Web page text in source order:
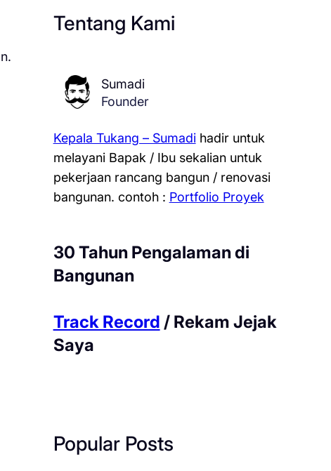
Tentang Kami
Sumadi
Founder
Kepala Tukang – Sumadihadir untuk
melayani Bapak / Ibu sekalian untuk
pekerjaan rancang bangun / renovasi
bangunan. contoh : Portfolio Proyek
30 Tahun Pengalaman di
Bangunan
Track Record / Rekam Jejak
Saya
Popular Posts